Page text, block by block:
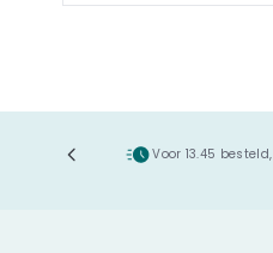
Voor 13.45 besteld,